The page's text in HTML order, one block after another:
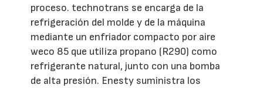
proceso. technotrans se encarga de la
refrigeración del molde y de la máquina
mediante un enfriador compacto por aire
weco 85 que utiliza propano (R290) como
refrigerante natural, junto con una bomba
de alta presión. Enesty suministra los